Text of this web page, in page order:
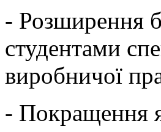
- Розширення
студентами
виробничої
- Покращення